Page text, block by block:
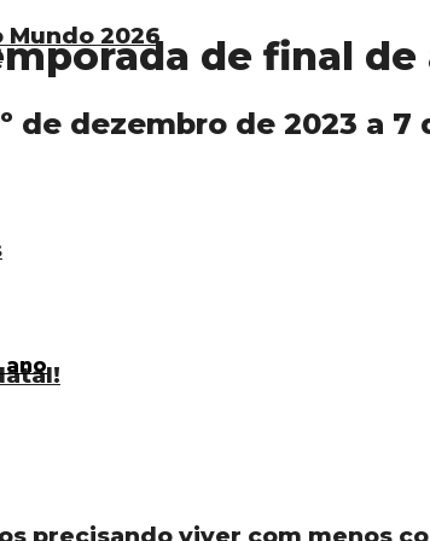
Mundo 2026 de final de
de dezembro de 2023 a 7